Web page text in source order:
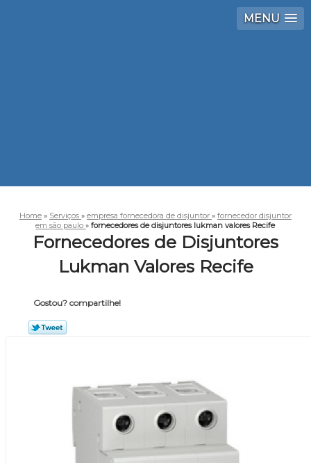
MENU
Home » Serviços » empresa fornecedora de disjuntor » fornecedor disjuntor
em são paulo»fornecedores de disjuntores lukman valores Recife
Fornecedores de Disjuntores
Lukman Valores Recife
Gostou? compartilhe!